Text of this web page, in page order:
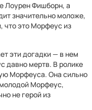
Лоурен Фишборн, а
значительно моложе,
что это Морфеус из
эти догадки — в нем
давно мертв. В ролике
Морфеуса. Она сильно
молодой Морфеус,
не герой из